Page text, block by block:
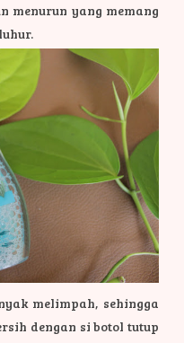
menurun yang memang
melimpah, sehingga
dengan si botol tutup